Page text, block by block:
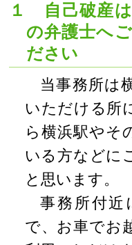
１ 自己破産
の弁護士へ
ださい
当事務所は
いただける所
ら横浜駅やそ
いる方などに
と思います。
事務所付近
で、お車でお